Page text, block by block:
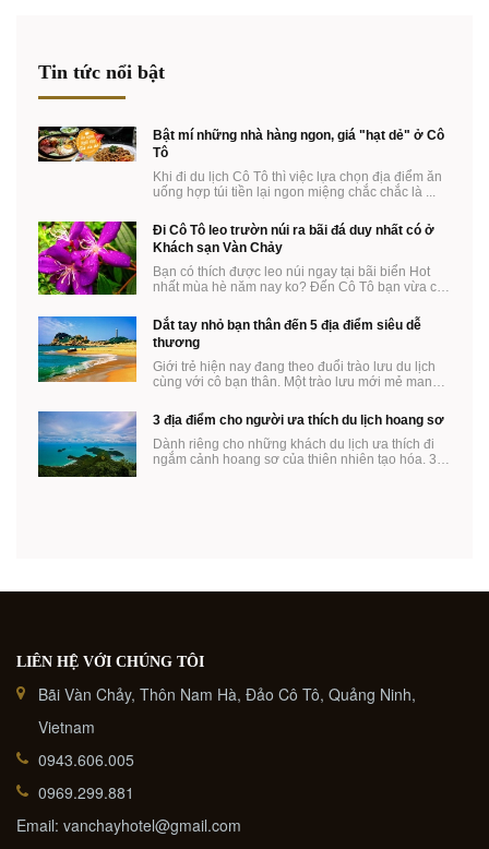
Tin tức nổi bật
Bật mí những nhà hàng ngon, giá "hạt dẻ" ở Cô
Tô
Khi đi du lịch Cô Tô thì việc lựa chọn địa điểm ăn
uống hợp túi tiền lại ngon miệng chắc chắc là ...
Đi Cô Tô leo trườn núi ra bãi đá duy nhất có ở
Khách sạn Vàn Chảy
Bạn có thích được leo núi ngay tại bãi biển Hot
nhất mùa hè năm nay ko? Đến Cô Tô bạn vừa có
Dắt tay nhỏ bạn thân đến 5 địa điểm siêu dễ
thương
Giới trẻ hiện nay đang theo đuổi trào lưu du lịch
cùng với cô bạn thân. Một trào lưu mới mẻ mang
3 địa điểm cho người ưa thích du lịch hoang sơ
Dành riêng cho những khách du lịch ưa thích đi
ngắm cảnh hoang sơ của thiên nhiên tạo hóa. 3
LIÊN HỆ VỚI CHÚNG TÔI
Bãi Vàn Chảy, Thôn Nam Hà, Đảo Cô Tô, Quảng Ninh,
Vietnam
0943.606.005
0969.299.881
Email: vanchayhotel@gmail.com